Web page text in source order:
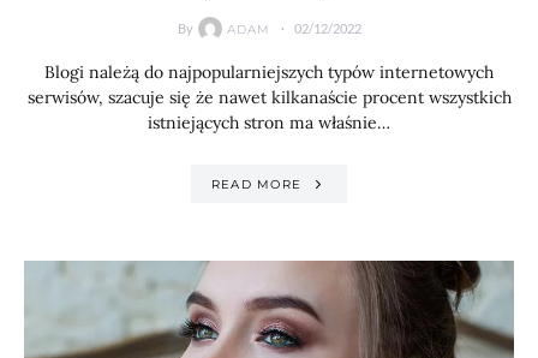
By ADAM 02/12/2022
Blogi należą do najpopularniejszych typów internetowych
serwisów, szacuje się że nawet kilkanaście procent wszystkich
istniejących stron ma właśnie…
READ MORE